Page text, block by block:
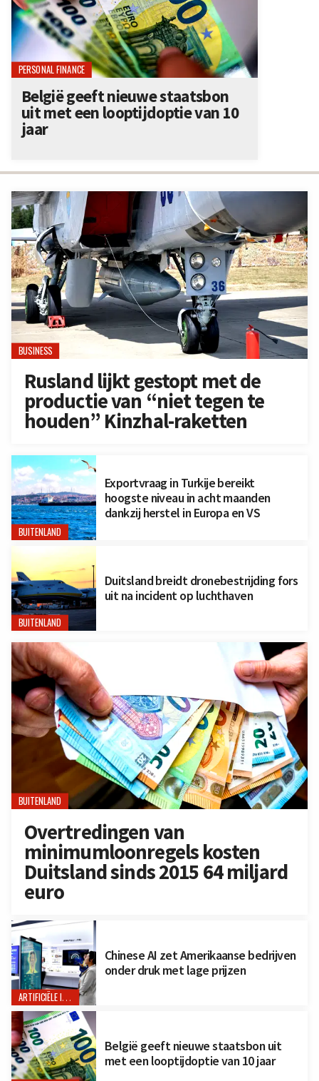
BUSINESS
Rusland lijkt gestopt met de
productie van “niet tegen te
houden” Kinzhal-raketten
BUITENLAND
Exportvraag in Turkije bereikt
hoogste niveau in acht maanden
dankzij herstel in Europa en VS
BUITENLAND
Duitsland breidt dronebestrijding fors
uit na incident op luchthaven
BUITENLAND
Overtredingen van
minimumloonregels kosten
Duitsland sinds 2015 64 miljard
euro
ARTIFICIËLE INTELLIGENTIE
Chinese AI zet Amerikaanse bedrijven
onder druk met lage prijzen
België geeft nieuwe staatsbon uit
met een looptijdoptie van 10 jaar
PERSONAL FINANCE
België geeft nieuwe staatsbon
uit met een looptijdoptie van 10
jaar